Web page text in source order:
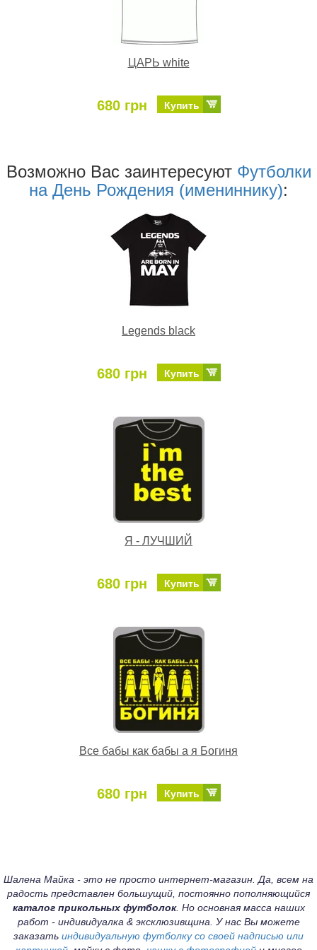
ЦАРЬ white
680 грн Купить
Возможно Ваc заинтересуют Футболки
на День Рождения (имениннику):
Legends black
680 грн Купить
Я - ЛУЧШИЙ
680 грн Купить
Все бабы как бабы а я Богиня
680 грн Купить
Шалена Майка - это не просто интернет-магазин. Да, всем на
радость представлен большущий, постоянно пополняющийся
каталог прикольных футболок. Но основная масса наших
работ - индивидуалка & эксклюзивщина. У нас Вы можете
заказать индивидуальную футболку со своей надписью или